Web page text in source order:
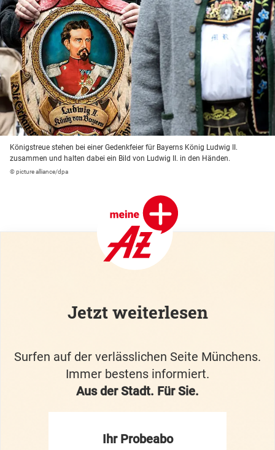
Königstreue stehen bei einer Gedenkfeier für Bayerns König Ludwig II.
zusammen und halten dabei ein Bild von Ludwig II. in den Händen.
© picture alliance/dpa
Jetzt weiterlesen
Surfen auf der verlässlichen Seite Münchens.
Immer bestens informiert.
Aus der Stadt. Für Sie.
Ihr Probeabo